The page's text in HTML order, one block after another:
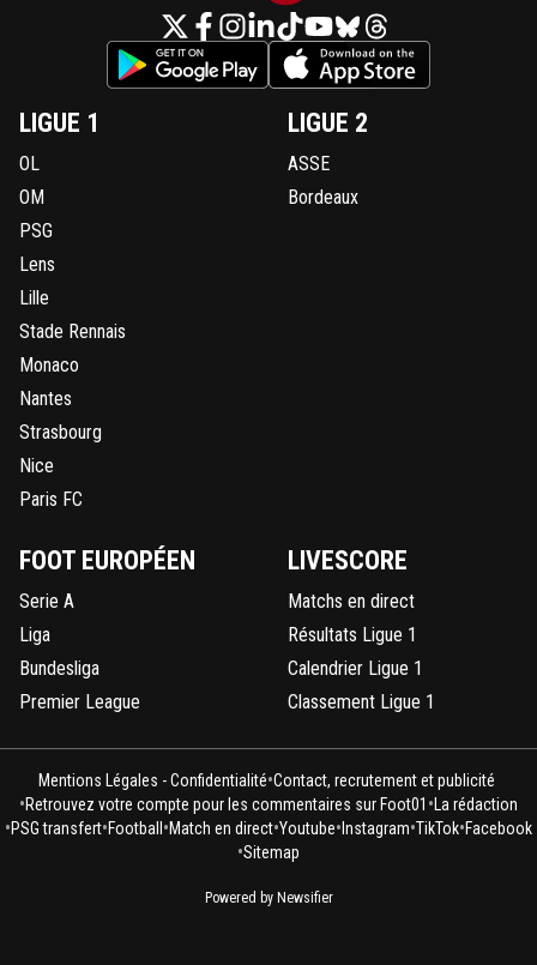
LIGUE 1
OL
OM
PSG
Lens
Lille
Stade Rennais
Monaco
Nantes
Strasbourg
Nice
Paris FC
LIGUE 2
ASSE
Bordeaux
FOOT EUROPÉEN
Serie A
Liga
Bundesliga
Premier League
LIVESCORE
Matchs en direct
Résultats Ligue 1
Calendrier Ligue 1
Classement Ligue 1
Mentions Légales - Confidentialité•Contact, recrutement et publicité
•Retrouvez votre compte pour les commentaires sur Foot01 • La rédaction
•PSG transfert•Football •Match en direct•Youtube• Instagram•TikTok•Facebook
•Sitemap
Powered by Newsifier